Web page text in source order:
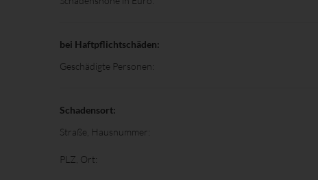
bei Haftpflichtschäden:
Geschädigte Personen:
Schadensort:
Straße, Hausnummer:
PLZ, Ort: